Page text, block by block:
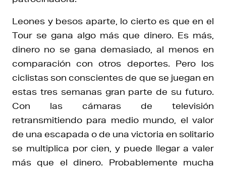
Leones y besos aparte, lo cierto es que en el
Tour se gana algo más que dinero. Es más,
dinero no se gana demasiado, al menos en
comparación con otros deportes. Pero los
ciclistas son conscientes de que se juegan en
estas tres semanas gran parte de su futuro.
Con las cámaras de televisión
retransmitiendo para medio mundo, el valor
de una escapada o de una victoria en solitario
se multiplica por cien, y puede llegar a valer
más que el dinero. Probablemente mucha